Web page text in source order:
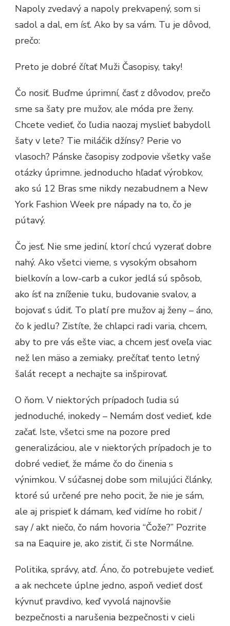
Napoly zvedavý a napoly prekvapený, som si
sadol a dal, em ísť. Ako by sa vám. Tu je dôvod,
prečo:
Preto je dobré čítať Muži Časopisy, taky!
Čo nosiť. Buďme úprimní, časť z dôvodov, prečo
sme sa šaty pre mužov, ale móda pre ženy.
Chcete vedieť, čo ľudia naozaj myslieť babydoll
šaty v lete? Tie miláčik džínsy? Perie vo
vlasoch? Pánske časopisy zodpovie všetky vaše
otázky úprimne. jednoducho hľadať výrobkov,
ako sú 12 Bras sme nikdy nezabudnem a New
York Fashion Week pre nápady na to, čo je
pútavý.
Čo jesť. Nie sme jediní, ktorí chcú vyzerať dobre
nahý. Ako všetci vieme, s vysokým obsahom
bielkovín a low-carb a cukor jedlá sú spôsob,
ako ísť na zníženie tuku, budovanie svalov, a
bojovať s údiť. To platí pre mužov aj ženy – áno,
čo k jedlu? Zistíte, že chlapci radi varia, chcem,
aby to pre vás ešte viac, a chcem jesť oveľa viac
než len mäso a zemiaky. prečítať tento letný
šalát recept a nechajte sa inšpirovať.
O ňom. V niektorých prípadoch ľudia sú
jednoduché, inokedy – Nemám dosť vedieť, kde
začať. Iste, všetci sme na pozore pred
generalizáciou, ale v niektorých prípadoch je to
dobré vedieť, že máme čo do činenia s
výnimkou. V súčasnej dobe som milujúci články,
ktoré sú určené pre neho pocit, že nie je sám,
ale aj prispieť k dámam, keď vidíme ho robiť /
say / akt niečo, čo nám hovoria “Čože?” Pozrite
sa na Eaquire je, ako zistiť, či ste Normálne.
Politika, správy, atď. Áno, čo potrebujete vedieť.
a ak nechcete úplne jedno, aspoň vedieť dosť
kývnuť pravdivo, keď vyvolá najnovšie
bezpečnosti a narušenia bezpečnosti v cieli